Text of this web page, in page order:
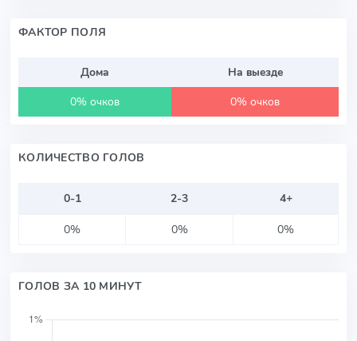
ФАКТОР ПОЛЯ
Дома
На выезде
0% очков
0% очков
КОЛИЧЕСТВО ГОЛОВ
0-1 2-3
4+
0%
0% 0%
ГОЛОВ ЗА 10 МИНУТ